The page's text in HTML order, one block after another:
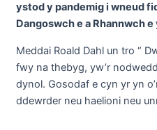
ystod y pandemig i wneud
Dangoswch e a Rhannwch
Meddai Roald Dahl un tro “
fwy na thebyg, yw’r
dynol. Gosodaf e cyn yr yn
ddewrder neu haelioni neu